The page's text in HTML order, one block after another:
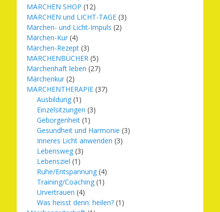
MÄRCHEN SHOP (12)
MÄRCHEN und LICHT-TAGE (3)
Märchen- und Licht-Impuls (2)
Märchen-Kur (4)
Märchen-Rezept (3)
MÄRCHENBÜCHER (5)
Märchenhaft leben (27)
Märchenkur (2)
MÄRCHENTHERAPIE (37)
Ausbildung (1)
Einzelsitzungen (3)
Geborgenheit (1)
Gesundheit und Harmonie (3)
Inneres Licht anwenden (3)
Lebensweg (3)
Lebensziel (1)
Ruhe/Entspannung (4)
Training/Coaching (1)
Urvertrauen (4)
Was heisst denn: heilen? (1)